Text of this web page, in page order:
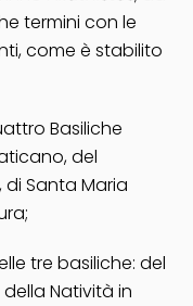
termini con le
come è stabilito
Basiliche
del
Santa Maria
tre basiliche: del
Natività in